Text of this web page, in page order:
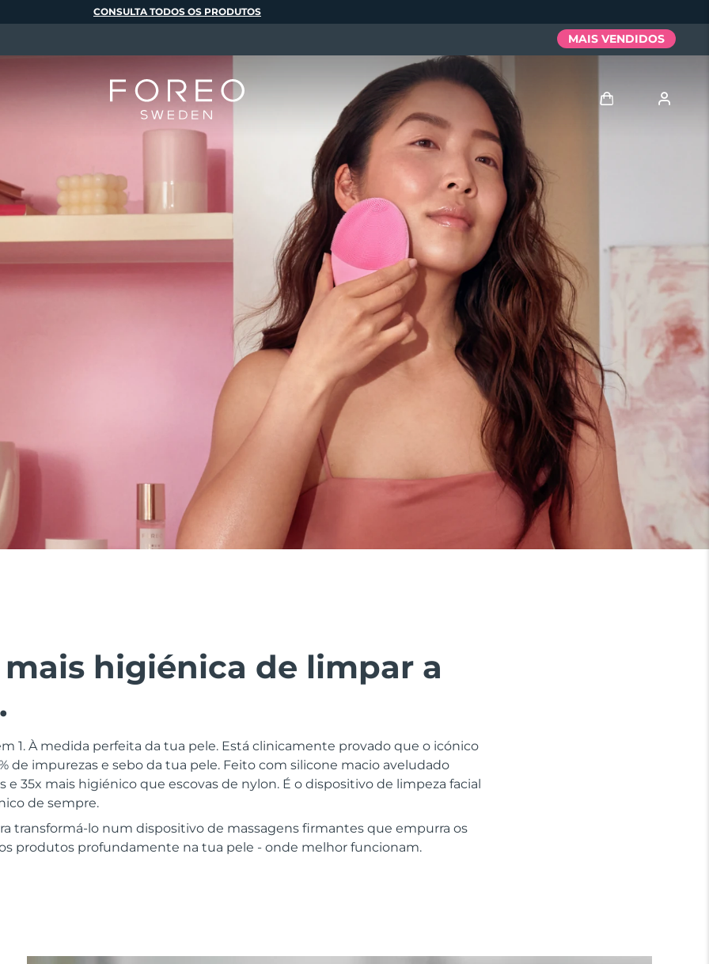
higiénica de limpar a
1. À medida perfeita da tua pele. Está clinicamente provado que o icónico
de impurezas e sebo da tua pele. Feito com silicone macio aveludado
e 35x mais higiénico que escovas de nylon. É o dispositivo de limpeza facial
de sempre.
transformá-lo num dispositivo de massagens firmantes que empurra os
produtos profundamente na tua pele - onde melhor funcionam.
CONSULTA TODOS OS PRODUTOS
MAIS VENDIDOS
Meus pedidos
Meus endereços
As minhas subscrições